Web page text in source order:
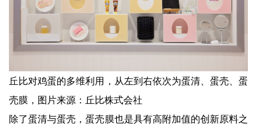
丘比对鸡蛋的多维利用，从左到右依次为蛋清、蛋壳、蛋
壳膜，图片来源：丘比株式会社
除了蛋清与蛋壳，蛋壳膜也是具有高附加值的创新原料之